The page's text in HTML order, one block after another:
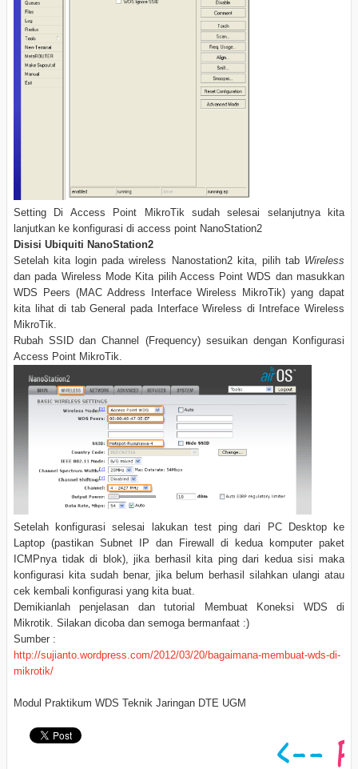
Setting Di Access Point MikroTik sudah selesai selanjutnya kita
lanjutkan ke konfigurasi di access point NanoStation2
Disisi Ubiquiti NanoStation2
Setelah kita login pada wireless Nanostation2 kita, pilih tab Wireless
dan pada Wireless Mode Kita pilih Access Point WDS dan masukkan
WDS Peers (MAC Address Interface Wireless MikroTik) yang dapat
kita lihat di tab General pada Interface Wireless di Intreface Wireless
MikroTik.
Rubah SSID dan Channel (Frequency) sesuikan dengan Konfigurasi
Access Point MikroTik.
Setelah konfigurasi selesai lakukan test ping dari PC Desktop ke
Laptop (pastikan Subnet IP dan Firewall di kedua komputer paket
ICMPnya tidak di blok), jika berhasil kita ping dari kedua sisi maka
konfigurasi kita sudah benar, jika belum berhasil silahkan ulangi atau
cek kembali konfigurasi yang kita buat.
Demikianlah penjelasan dan tutorial Membuat Koneksi WDS di
Mikrotik. Silakan dicoba dan semoga bermanfaat :)
Sumber :
http://sujianto.wordpress.com/2012/03/20/bagaimana-membuat-wds-di-
mikrotik/
Modul Praktikum WDS Teknik Jaringan DTE UGM